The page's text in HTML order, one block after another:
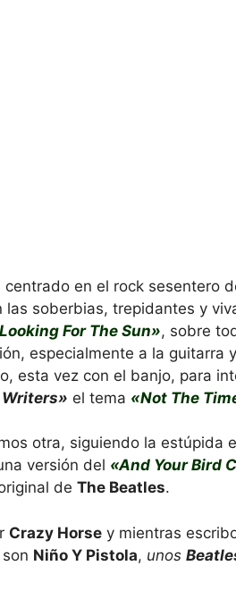
en el rock sesentero
las soberbias, trepidantes y
For The Sun», sobre
especialmente a la guitarra
esta vez con el banjo, para
Writers» el tema «Not The
otra, siguiendo la estúpida
versión del «And Your Bird
de The Beatles.
Crazy Horse y mientras
Niño Y Pistola, unos